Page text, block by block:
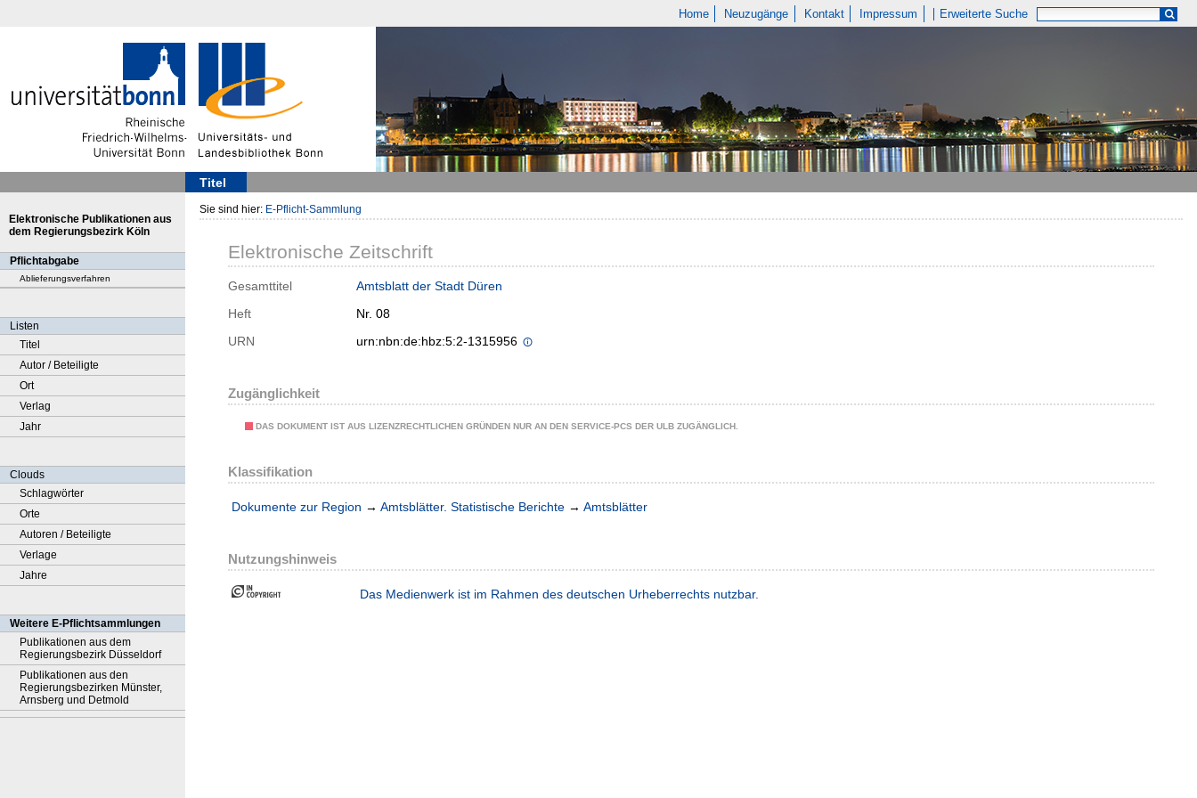
Home Neuzugänge Kontakt Impressum Erweiterte Suche
Titel
Elektronische Publikationen aus
dem Regierungsbezirk Köln
Pflichtabgabe
Ablieferungsverfahren
Listen
Titel
Autor / Beteiligte
Ort
Verlag
Jahr
Clouds
Schlagwörter
Orte
Autoren / Beteiligte
Verlage
Jahre
Weitere E-Pflichtsammlungen
Publikationen aus dem
Regierungsbezirk Düsseldorf
Publikationen aus den
Regierungsbezirken Münster,
Arnsberg und Detmold
Sie sind hier: E-Pflicht-Sammlung
Elektronische Zeitschrift
Gesamttitel
Amtsblatt der Stadt Düren
Heft
Nr. 08
URN
urn:nbn:de:hbz:5:2-1315956
Zugänglichkeit
DAS DOKUMENT IST AUS LIZENZRECHTLICHEN GRÜNDEN NUR AN DEN SERVICE-PCS DER ULB ZUGÄNGLICH.
Klassifikation
Dokumente zur Region → Amtsblätter. Statistische Berichte → Amtsblätter
Nutzungshinweis
Das Medienwerk ist im Rahmen des deutschen Urheberrechts nutzbar.